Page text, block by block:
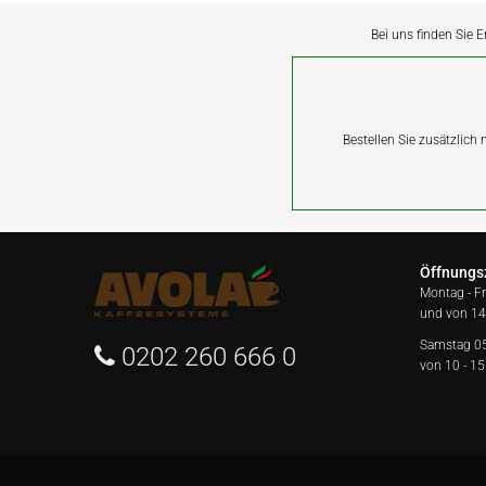
Bei uns finden Sie
Bestellen Sie zusätzlich
0202 260 666 0
Montag -
und von
Samstag
von 10 -